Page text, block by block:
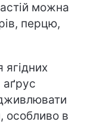
можна
перцю,
ягідних
особливо в